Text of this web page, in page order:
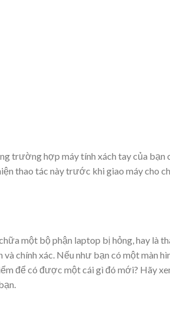
trường hợp máy tính xách tay của bạn
thao tác này trước khi giao máy cho
một bộ phận laptop bị hỏng, hay là
chính xác. Nếu như bạn có một màn
để có được một cái gì đó mới? Hãy